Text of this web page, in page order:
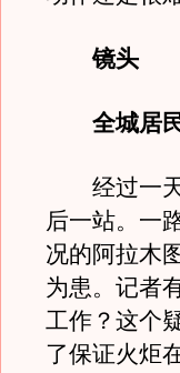
镜头
全城居民
经过一天
后一站。一
况的阿拉木
为患。记者
工作？这个
了保证火炬